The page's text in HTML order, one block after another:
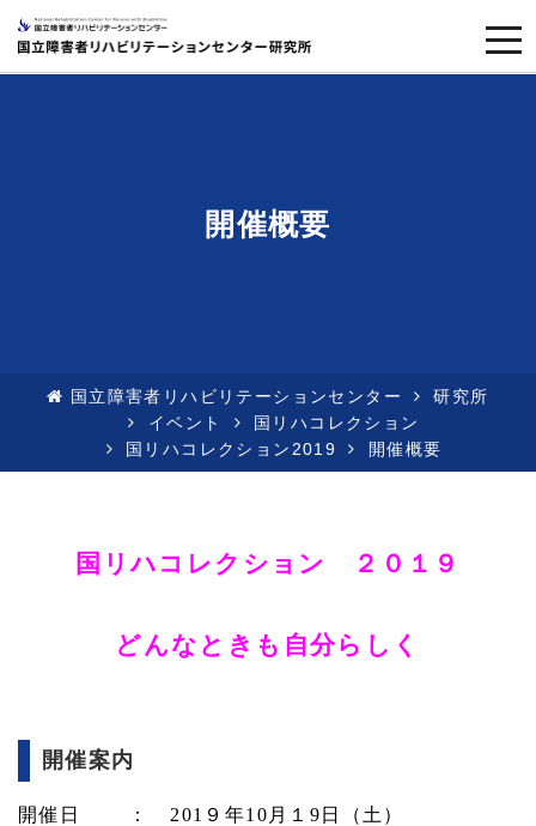
開催概要
国立障害者リハビリテーションセンター
研究所
イベント
国リハコレクション
国リハコレクション2019
開催概要
国リハコレクション ２０１９
どんなときも自分らしく
開催案内
開催日 ： 201 ９年10 月１9日（土）